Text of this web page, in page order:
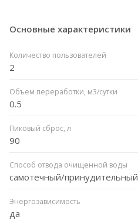
Основные характеристики
Количество пользователей
2
Объем переработки, м3/сутки
0.5
Пиковый сброс, л
90
Способ отвода очищенной воды
самотечный/принудительный
Энергозависимость
да